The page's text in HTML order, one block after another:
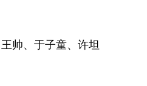
帅、于子童、许坦